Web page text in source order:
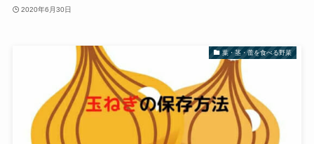
2020年6月30日
葉・茎・蕾を食べる野菜